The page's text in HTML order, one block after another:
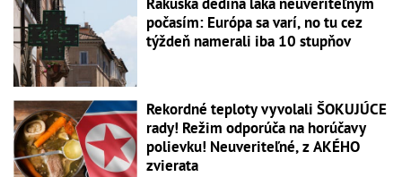
počasím: Európa sa varí, no tu cez
týždeň namerali iba 10 stupňov
Rekordné teploty vyvolali ŠOKUJÚCE
rady! Režim odporúča na horúčavy
polievku! Neuveriteľné, z AKÉHO
zvierata